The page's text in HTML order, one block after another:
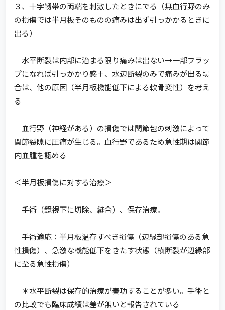
３、十字靱帯の両端を刺激したときにでる（無血行野のみ
の損傷では半月板そのものの痛みは出ず引っかかるときに
出る）
水平断裂は内部に治まる限り痛みは出ない→一部フラッ
プになれば引っかかり感＋、水辺断裂のみで痛みが出る場
合は、他の原因（半月板機能低下による軟骨変性）を考え
る
血行野（神経がある）の損傷では関節包の刺激によって
関節裂隙に圧痛が生じる。血行野であるため急性期は関節
内血腫を認める
＜半月板損傷に対する治療＞
手術（鏡視下に切除、縫合）、保存治療。
手術適応：半月板温存すべき損傷（辺縁部損傷のある急
性損傷）、急激な機能低下をきたす状態（横断裂が辺縁部
に至る急性損傷）
＊水平断裂は保存的治療が奏功することが多い。手術と
の比較でも臨床成績は差が無いと報告されている